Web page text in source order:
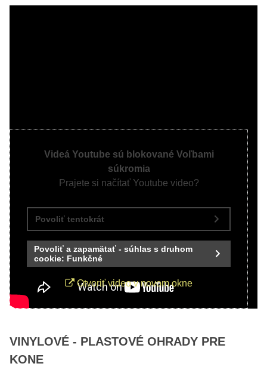
Videá Youtube sú blokované Voľbami
súkromia
Prajete si načítať Youtube video?
Povoliť tentokrát
Povoliť a zapamätať - súhlas s druhom
cookie: Funkčné
Otvoriť video v novom okne
VINYLOVÉ - PLASTOVÉ OHRADY PRE
KONE